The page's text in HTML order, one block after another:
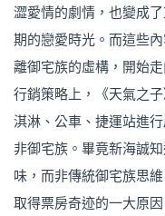
澀愛情的劇情，也變成
期的戀愛時光。而這些
離御宅族的虛構，開始
行銷策略上，《天氣之
淇淋、公車、捷運站進
非御宅族。畢竟新海誠
味，而非傳統御宅族思
取得票房奇迹的一大原因